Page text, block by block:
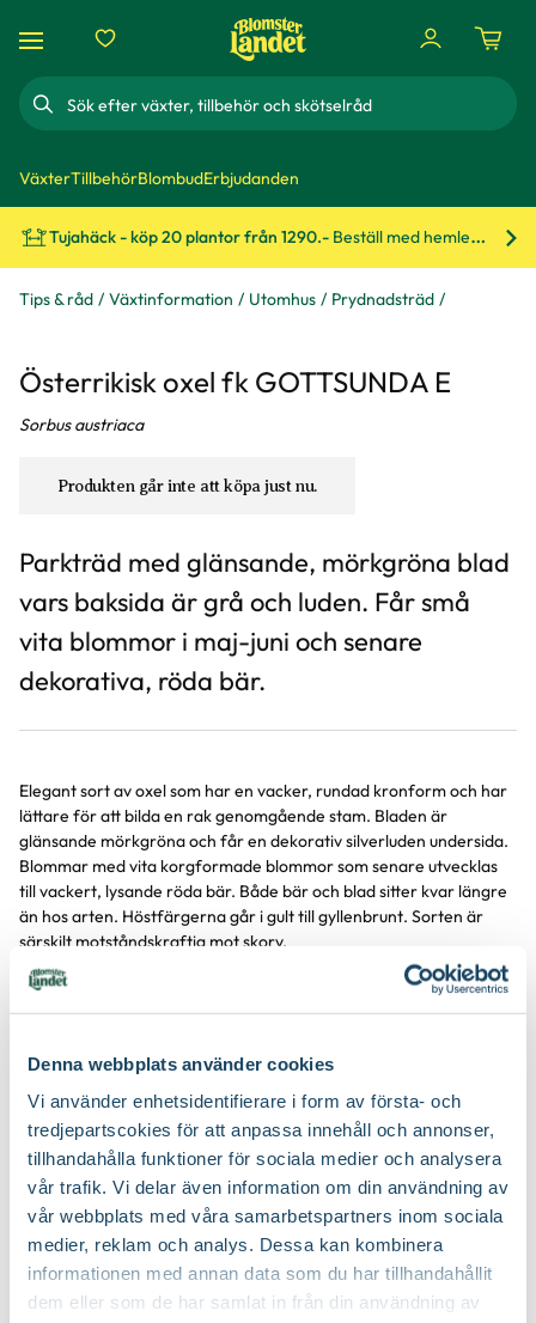
Denna webbplats använder cookies
Vi använder enhetsidentifierare i form av första- och
tredjepartscokies för att anpassa innehåll och annonser,
tillhandahålla funktioner för sociala medier och analysera
vår trafik. Vi delar även information om din användning av
vår webbplats med våra samarbetspartners inom sociala
medier, reklam och analys. Dessa kan kombinera
informationen med annan data som du har tillhandahållit
dem eller som de har samlat in från din användning av
Sök
VäxterTillbehörBlombudErbjudanden
Tujahäck - köp 20 plantor från 1290.- Beställ med hemleverans!
Tips & råd Växtinformation Utomhus Prydnadsträd
Österrikisk oxel fk GOTTSUNDA E
Sorbus austriaca
Produkten går inte att köpa just nu.
Parkträd med glänsande, mörkgröna blad
vars baksida är grå och luden. Får små
vita blommor i maj-juni och senare
dekorativa, röda bär.
Elegant sort av oxel som har en vacker, rundad kronform och har
lättare för att bilda en rak genomgående stam. Bladen är
glänsande mörkgröna och får en dekorativ silverluden undersida.
Blommar med vita korgformade blommor som senare utvecklas
till vackert, lysande röda bär. Både bär och blad sitter kvar längre
än hos arten. Höstfärgerna går i gult till gyllenbrunt. Sorten är
särskilt motståndskraftig mot skorv.
Trivs i sol till halvskugga och föredrar lerhaltig jord. Tål torka.
Planteras som solitär eller i grupper som i alléer.